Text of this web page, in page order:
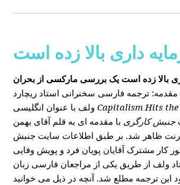
داری بالا زده است
بالا زده است یک بررسی مارکسی از بحران
مقدمه: ترجمه فارسی سخنرانی استاد ریچارد
ولف با عنوان انگلیسیCapitalism Hits the
جنبش کارگری با مقدمه ای به قلم آقای بهمن
ظاهر شد. بر طبق اطلاعات سایت جنبش
کار مشترک آقایان پویان فرد و پویش وفایی
ولف از طریق یکی از مراجعان فارسی زبان
این ترجمه مطلع شد. آنچه در ذیل می خوانید